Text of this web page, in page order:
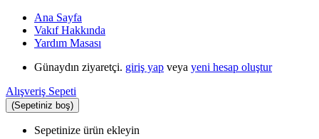
Ana Sayfa
Vakıf Hakkında
Yardım Masası
Günaydın ziyaretçi. giriş yap veya yeni hesap oluştur
Alışveriş Sepeti
(Sepetiniz boş)
Sepetinize ürün ekleyin